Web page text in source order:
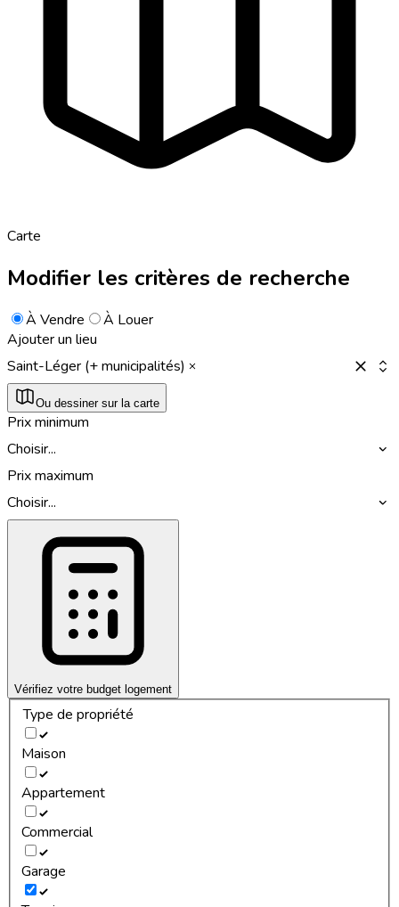
Carte
Modifier les critères de recherche
À Vendre
À Louer
Ajouter un lieu
Saint-Léger (+ municipalités)
Ou dessiner sur la carte
Prix minimum
Choisir...
Prix maximum
Choisir...
Vérifiez votre budget logement
Type de propriété
Maison
Appartement
Commercial
Garage